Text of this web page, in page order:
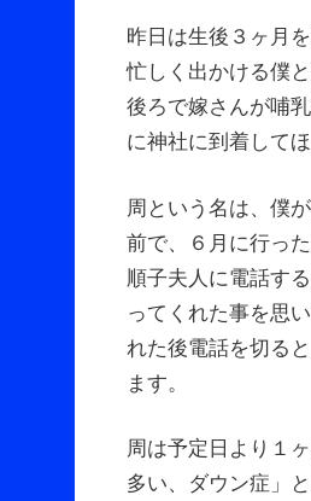
昨日は生後３ヶ月
忙しく出かける僕
後ろで嫁さんが哺
に神社に到着して
周という名は、僕
前で、６月に行っ
順子夫人に電話す
ってくれた事を思
れた後電話を切る
ます。
周は予定日より１
多い、ダウン症」